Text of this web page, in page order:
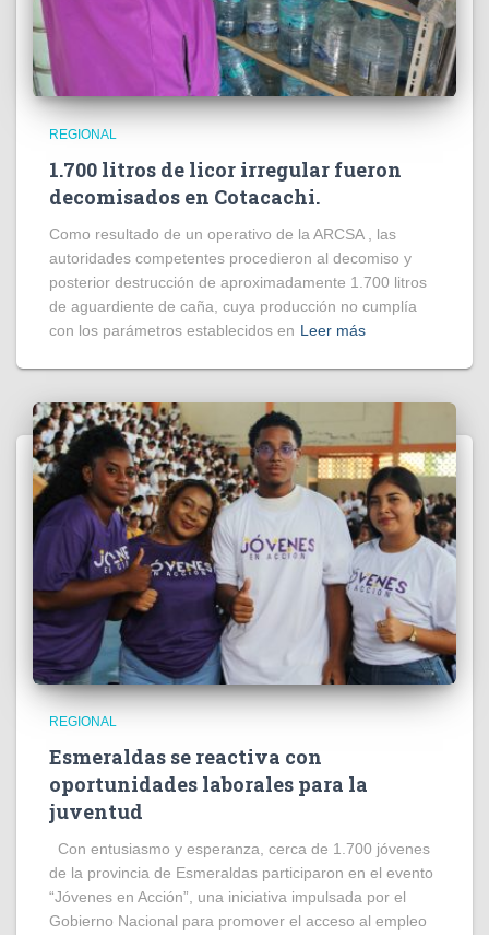
REGIONAL
1.700 litros de licor irregular fueron
decomisados en Cotacachi.
Como resultado de un operativo de la ARCSA , las
autoridades competentes procedieron al decomiso y
posterior destrucción de aproximadamente 1.700 litros
de aguardiente de caña, cuya producción no cumplía
con los parámetros establecidos en Leer más
REGIONAL
Esmeraldas se reactiva con
oportunidades laborales para la
juventud
Con entusiasmo y esperanza, cerca de 1.700 jóvenes
de la provincia de Esmeraldas participaron en el evento
“Jóvenes en Acción”, una iniciativa impulsada por el
Gobierno Nacional para promover el acceso al empleo